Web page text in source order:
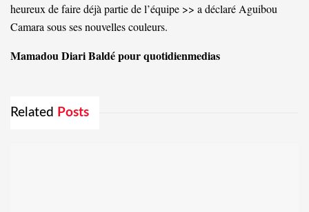
heureux de faire déjà partie de l’équipe >> a déclaré Aguibou
Camara sous ses nouvelles couleurs.
Mamadou Diari Baldé pour quotidienmedias
Related Posts